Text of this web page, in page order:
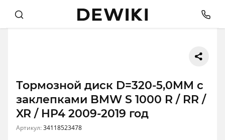
Тормозной диск D=320-5,0MM с
заклепками BMW S 1000 R / RR /
XR / HP4 2009-2019 год
Артикул:34118523478